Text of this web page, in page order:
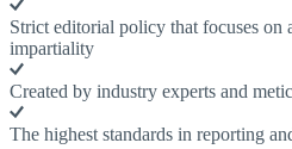
Strict editorial policy that focuses on
impartiality
Created by industry experts and
The highest standards in reporting